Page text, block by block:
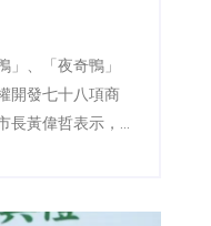
」、「夜奇鴨」
開發七十八項商
長黃偉哲表示，